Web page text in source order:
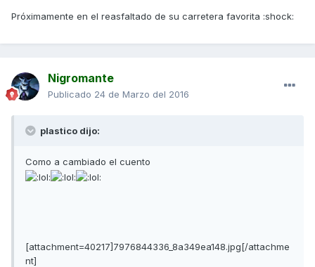
Próximamente en el reasfaltado de su carretera favorita :shock:
Nigromante
Publicado 24 de Marzo del 2016
plastico dijo:
Como a cambiado el cuento
[attachment=40217]7976844336_8a349ea148.jpg[/attachme
nt]